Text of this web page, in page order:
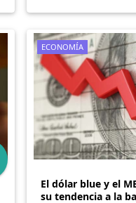
El dólar blue y el
su tendencia a la
ECONOMÍA